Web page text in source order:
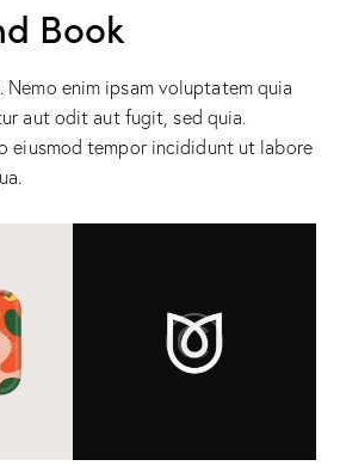
Book
enim ipsam voluptatem quia
aut odit aut fugit, sed quia.
eiusmod tempor incididunt ut labore